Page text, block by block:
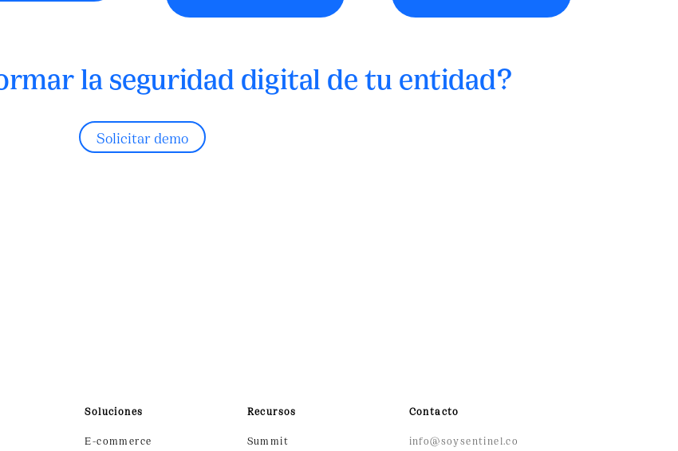
la seguridad digital de tu entidad?
Solicitar demo
Soluciones
E-commerce
Recursos
Summit
Contacto
info@soysentinel.co